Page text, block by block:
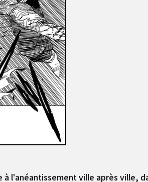
l'anéantissement ville après ville,